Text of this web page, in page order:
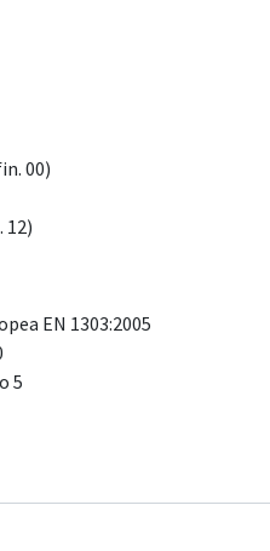
00)
EN 1303:2005
5